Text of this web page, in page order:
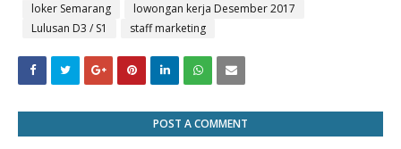
loker Semarang
lowongan kerja Desember 2017
Lulusan D3 / S1
staff marketing
POST A COMMENT